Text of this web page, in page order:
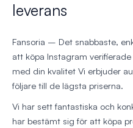
leverans
Fansoria – Det snabbaste,
att köpa Instagram
med din kvalitet Vi erbjuder
följare till de lägsta priserna.
Vi har sett fantastiska och
har bestämt sig för att köpa